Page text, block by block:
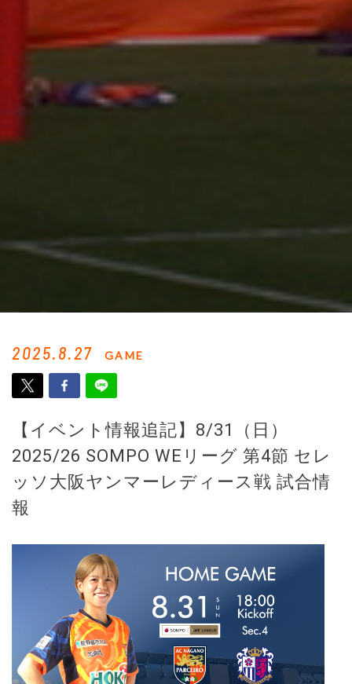
2025.8.27 GAME
【イベント情報追記】8/31（日）
2025/26 SOMPO WEリーグ 第4節 セレ
ッソ大阪ヤンマーレディース戦 試合情
報